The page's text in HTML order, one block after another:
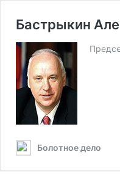
Бастрыкин
Болотное дело